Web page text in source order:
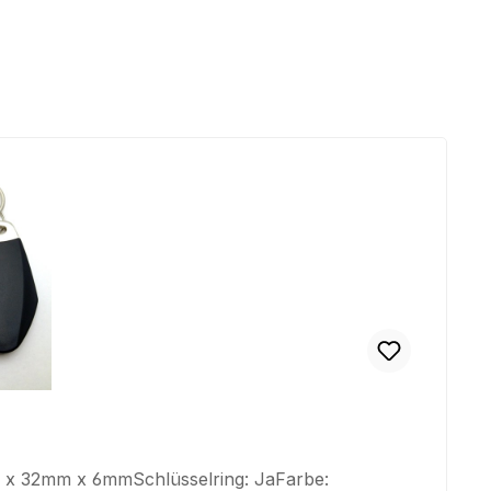
32mm x 6mmSchlüsselring: JaFarbe: